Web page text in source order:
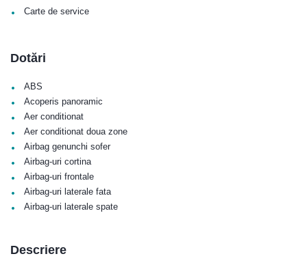
• Carte de service
Dotări
• ABS
• Acoperis panoramic
• Aer conditionat
• Aer conditionat doua zone
• Airbag genunchi sofer
• Airbag-uri cortina
• Airbag-uri frontale
• Airbag-uri laterale fata
• Airbag-uri laterale spate
Descriere